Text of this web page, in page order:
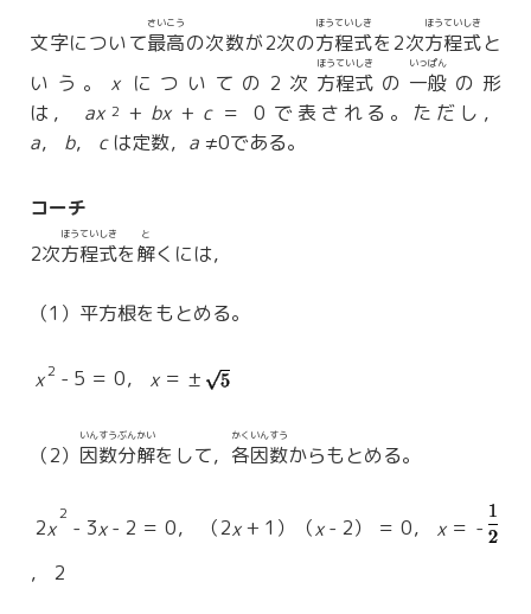
文字について最高
さいこう
の次数が2次の方程式
ほうていしき
を2次方程式
ほうていしき
と
いう。 xについての2次 方程式
ほうていしき
の 一般
いっぱん
の形
は， ax2 + bx+ c＝ 0 で表される。ただし，
a， b， cは定数， a ≠0である。
コーチ
2次方程式
ほうていしき
を解
と
くには，
（1）平方根をもとめる。
x2 - 5 ＝ 0， x＝ ±
（2） 因数分解
いんすうぶんかい
をして， 各
かく
因数
いんすう
からもとめる。
2x
2
- 3x- 2 ＝ 0， （2x+ 1）（x- 2） ＝ 0， x＝ -
， 2